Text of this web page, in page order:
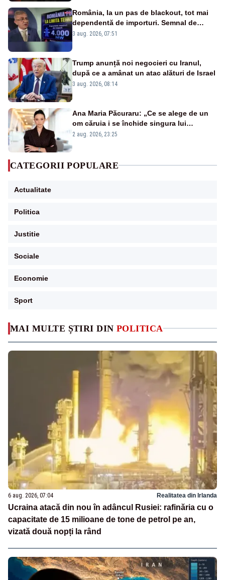
MAI MULTE ȘTIRI DIN POLITICA
6 aug. 2026, 07:04 Realitatea din Irlanda
Ucraina atacă din nou în adâncul Rusiei: rafinăria cu o
capacitate de 15 milioane de tone de petrol pe an,
vizată două nopți la rând
România, la un pas de blackout, tot mai
dependentă de importuri. Semnal de
alarmă tras de un expert în energie
3 aug. 2026, 07:51
Trump anunță noi negocieri cu Iranul,
după ce a amânat un atac alături de Israel
3 aug. 2026, 08:14
Ana Maria Păcuraru: „Ce se alege de un
om căruia i se închide singura lui
portiță?”
2 aug. 2026, 23:25
CATEGORII POPULARE
Actualitate
Politica
Justitie
Sociale
Economie
Sport